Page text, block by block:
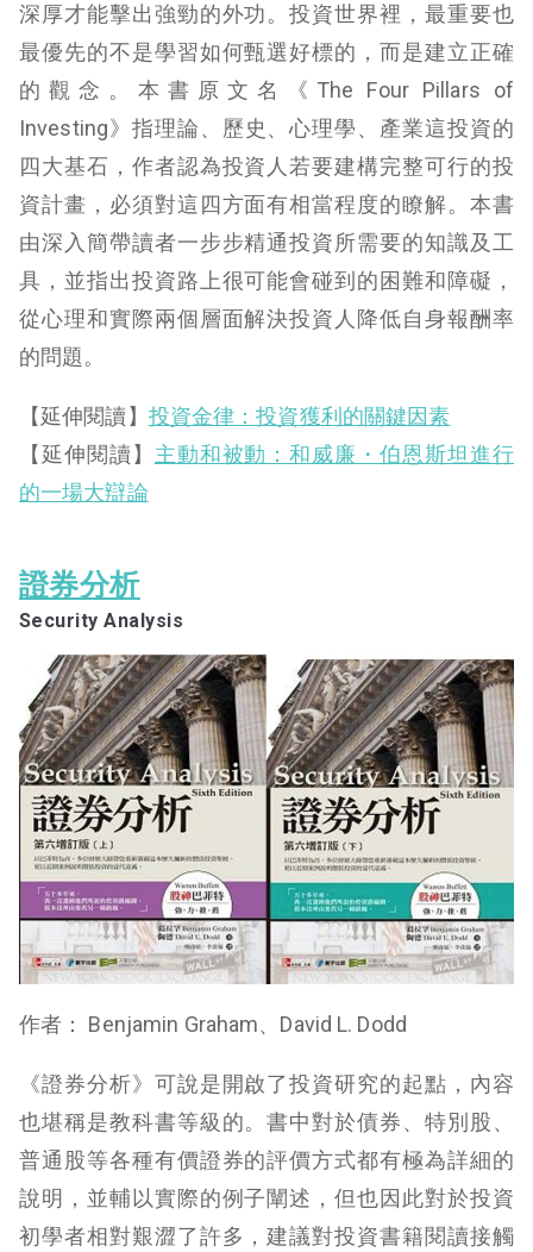
深厚才能擊出強勁的外功。投資世界裡，最重要也
最優先的不是學習如何甄選好標的，而是建立正確
的觀念。本書原文名《The Four Pillars of
Investing》指理論、歷史、心理學、產業這投資的
四大基石，作者認為投資人若要建構完整可行的投
資計畫，必須對這四方面有相當程度的瞭解。本書
由深入簡帶讀者一步步精通投資所需要的知識及工
具，並指出投資路上很可能會碰到的困難和障礙，
從心理和實際兩個層面解決投資人降低自身報酬率
的問題。
【延伸閱讀】 投資金律：投資獲利的關鍵因素
【延伸閱讀】 主動和被動：和威廉・伯恩斯坦進行
的一場大辯論
證券分析
Security Analysis
作者： Benjamin Graham、David L. Dodd
《證券分析》可說是開啟了投資研究的起點，內容
也堪稱是教科書等級的。書中對於債券、特別股、
普通股等各種有價證券的評價方式都有極為詳細的
說明，並輔以實際的例子闡述，但也因此對於投資
初學者相對艱澀了許多，建議對投資書籍閱讀接觸